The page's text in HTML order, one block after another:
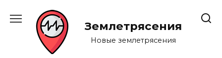
содержанию
Землетрясения
Новые землетрясения